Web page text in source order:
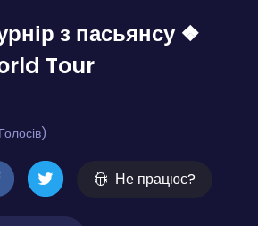
з пасьянсу ❖
Tour
Не працює?